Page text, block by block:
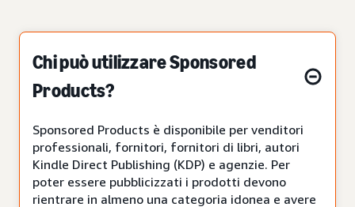
Chi può utilizzare Sponsored
Products?
Sponsored Products è disponibile per venditori
professionali, fornitori, fornitori di libri, autori
Kindle Direct Publishing (KDP) e agenzie. Per
poter essere pubblicizzati i prodotti devono
rientrare in almeno una categoria idonea e avere